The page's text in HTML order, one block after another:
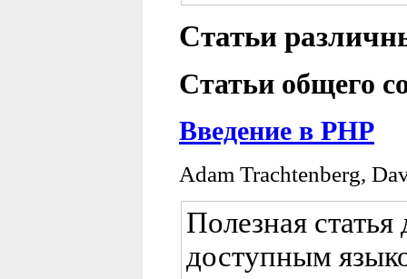
Статьи
Статьи общего
Введение в PHP
Adam Trachtenberg,
Полезная
доступным